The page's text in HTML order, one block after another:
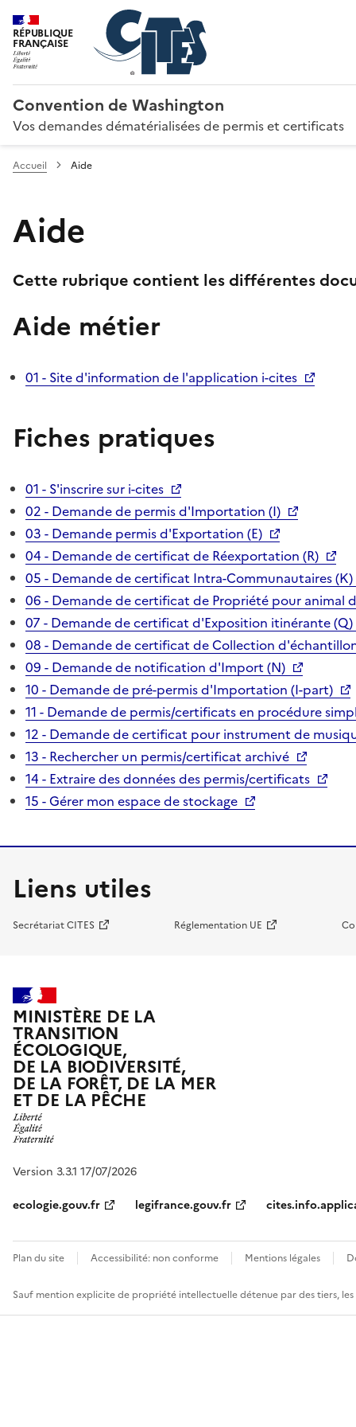
RÉPUBLIQUE
FRANÇAISE
Convention de Washington
Vos demandes dématérialisées de permis et certificats
Accueil Aide
Aide
Cette rubrique contient les différentes
Aide métier
01 - Site d'information de l'application i-cites
Fiches pratiques
01 - S'inscrire sur i-cites
02 - Demande de permis d'Importation (I)
03 - Demande permis d'Exportation (E)
04 - Demande de certificat de Réexportation (R)
05 - Demande de certificat Intra-Communautaires (K)
06 - Demande de certificat de Propriété pour animal
07 - Demande de certificat d'Exposition itinérante (Q)
08 - Demande de certificat de Collection
09 - Demande de notification d'Import (N)
10 - Demande de pré-permis d'Importation (I-part)
11 - Demande de permis/certificats en procédure
12 - Demande de certificat pour instrument de
13 - Rechercher un permis/certificat archivé
14 - Extraire des données des permis/certificats
15 - Gérer mon espace de stockage
Liens utiles
Secrétariat CITES Réglementation UE
MINISTÈRE DE LA
TRANSITION
ÉCOLOGIQUE,
DE LA BIODIVERSITÉ,
DE LA FORÊT, DE LA MER
ET DE LA PÊCHE
Version 3.3.1 17/07/2026
ecologie.gouv.fr
legifrance.gouv.fr
Plan du site Accessibilité: non conforme Mentions légales
Sauf mention explicite de propriété intellectuelle détenue par des tiers,